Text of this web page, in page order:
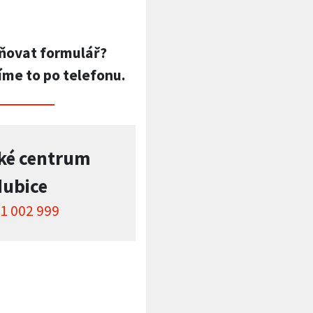
formulář?
to po telefonu.
centrum
002 999